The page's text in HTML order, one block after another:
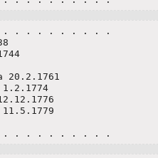
. . . . . . . . .
20.2.1761
. . . . . . . . .